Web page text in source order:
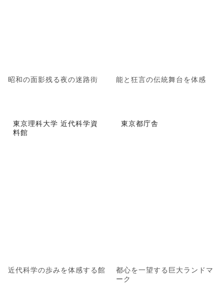
昭和の面影残る夜の迷路街 能と狂言の伝統舞台を体感
東京理科大学 近代科学資
料館
近代科学の歩みを体感する館
東京都庁舎
都心を一望する巨大ランドマ
ーク